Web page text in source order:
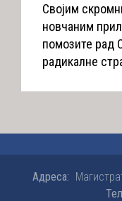
Својим
новчаним
помозите рад
радикалне
Адреса: